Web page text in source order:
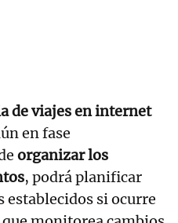
de viajes en internet
en fase
organizar los
, podrá planificar
establecidos si ocurre